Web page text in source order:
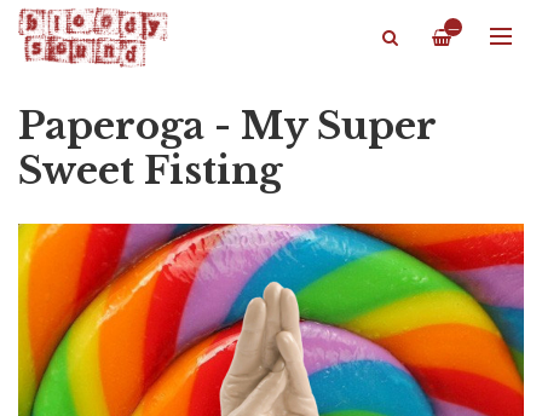
—
Paperoga - My Super
Sweet Fisting